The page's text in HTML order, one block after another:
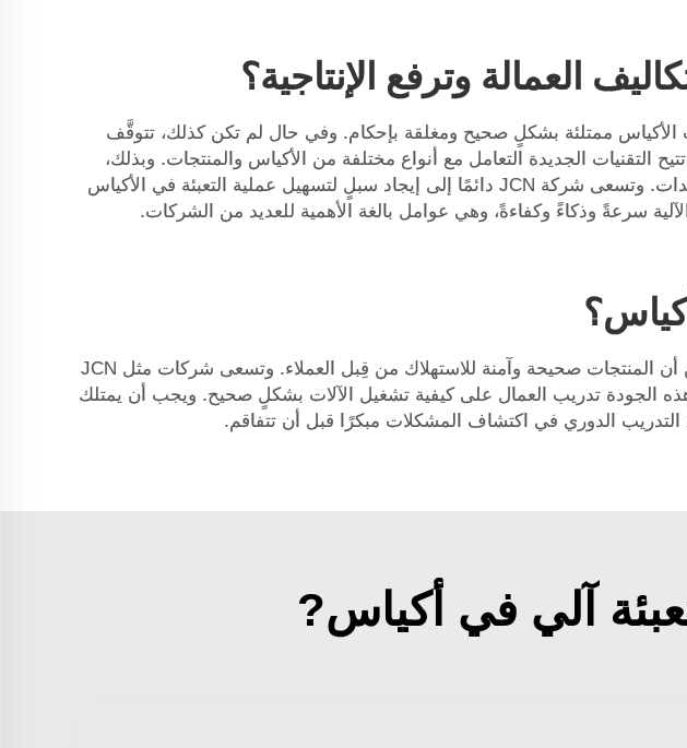
العمالة وترفع الإنتاجية؟
الأكياس ممتلئة بشكلٍ صحيح ومغلقة بإحكام. وفي حال لم تكن كذلك، تتوقَّف
التقنيات الجديدة التعامل مع أنواع مختلفة من الأكياس والمنتجات. وبذلك،
يمكن للشركات تغليف نطاق واسع من العناصر دون الحاجة إلى إجراء تعديلات كبيرة على المعدات. وتسعى شركة JCN دائمًا إلى إيجاد سبلٍ لتسهيل عملية التعبئة في الأكياس
سرعةً وذكاءً وكفاءةً، وهي عوامل بالغة الأهمية للعديد من الشركات.
يُعَدُّ ضبط الجودة أمرًا في غاية الأهمية عند استخدام خطوط التعبئة الآلية. ويعني ذلك التأكُّد من أن المنتجات صحيحة وآمنة للاستهلاك من قِبل العملاء. وتسعى شركات مثل JCN
الجودة تدريب العمال على كيفية تشغيل الآلات بشكلٍ صحيح. ويجب أن يمتلك
التدريب الدوري في اكتشاف المشكلات مبكرًا قبل أن تتفاقم.